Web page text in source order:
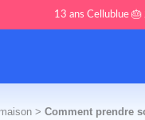
13 ans Cellublue 🎂
> Comment prendre